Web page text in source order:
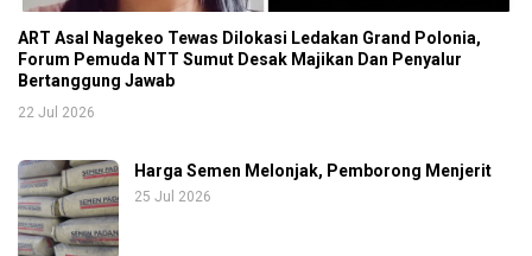
ART Asal Nagekeo Tewas Dilokasi Ledakan Grand Polonia,
Forum Pemuda NTT Sumut Desak Majikan Dan Penyalur
Bertanggung Jawab
22 Jul 2026
Harga Semen Melonjak, Pemborong Menjerit
25 Jul 2026